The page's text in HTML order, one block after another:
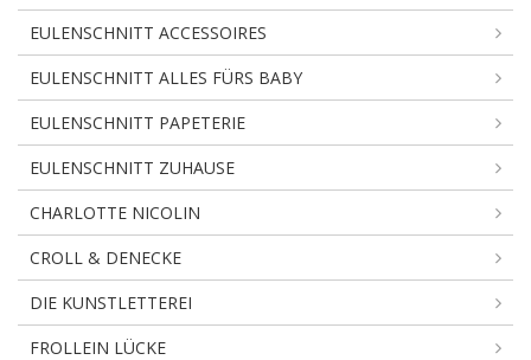
EULENSCHNITT ACCESSOIRES
EULENSCHNITT ALLES FÜRS BABY
EULENSCHNITT PAPETERIE
EULENSCHNITT ZUHAUSE
CHARLOTTE NICOLIN
CROLL & DENECKE
DIE KUNSTLETTEREI
FROLLEIN LÜCKE